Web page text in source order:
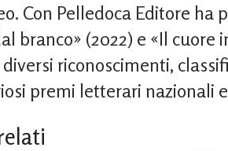
Con Pelledoca Editore ha
branco» (2022) e «Il cuore
riconoscimenti,
premi letterari nazionali